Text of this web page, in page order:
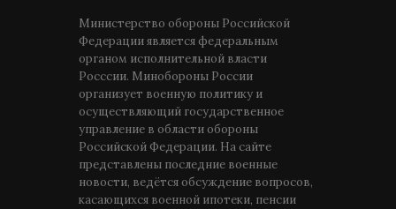
Министерство обороны Российской
Федерации является федеральным
органом исполнительной власти
Росссии. Минобороны России
организует военную политику и
осуществляющий государственное
управление в области обороны
Российской Федерации. На сайте
представлены последние военные
новости, ведётся обсуждение вопросов,
касающихся военной ипотеки, пенсии